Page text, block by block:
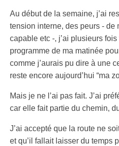
Au début de la semaine, j’ai
tension interne, des peurs - de
capable etc -, j’ai plusieurs
programme de ma matinée
comme j’aurais pu dire à une
reste encore aujourd’hui “ma
Mais je ne l’ai pas fait. J’ai
car elle fait partie du chemin,
J’ai accepté que la route ne
et qu’il fallait laisser du temps